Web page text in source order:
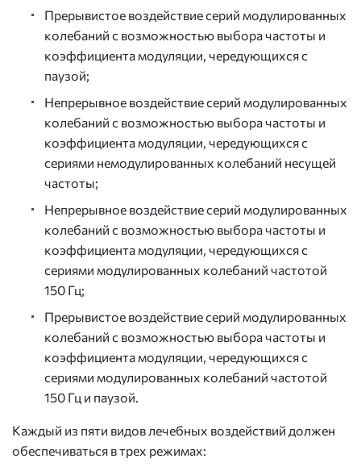
Прерывистое воздействие серий модулированных
колебаний с возможностью выбора частоты и
коэффициента модуляции, чередующихся с
паузой;
Непрерывное воздействие серий модулированных
колебаний с возможностью выбора частоты и
коэффициента модуляции, чередующихся с
сериями немодулированных колебаний несущей
частоты;
Непрерывное воздействие серий модулированных
колебаний с возможностью выбора частоты и
коэффициента модуляции, чередующихся с
сериями модулированных колебаний частотой
150 Гц;
Прерывистое воздействие серий модулированных
колебаний с возможностью выбора частоты и
коэффициента модуляции, чередующихся с
сериями модулированных колебаний частотой
150 Гц и паузой.
Каждый из пяти видов лечебных воздействий должен
обеспечиваться в трех режимах: